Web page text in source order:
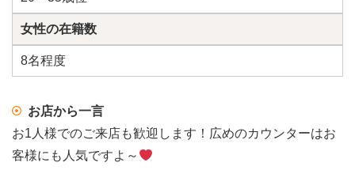
女性の在籍数
8名程度
お店から一言
お1人様でのご来店も歓迎します！広めのカウンターはお
客様にも人気ですよ～